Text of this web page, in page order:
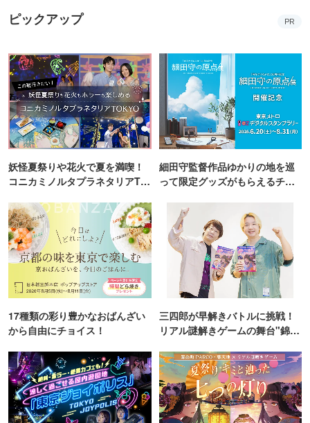
ピックアップ PR
妖怪夏祭りや花火で夏を満喫！
コニカミノルタプラネタリアTO
細田守監督作品ゆかりの地を巡
って限定グッズがもらえるチャ
17種類の彩り豊かなおばんざい
から自由にチョイス！
三四郎が早解きバトルに挑戦！
リアル謎解きゲームの舞台"錦糸